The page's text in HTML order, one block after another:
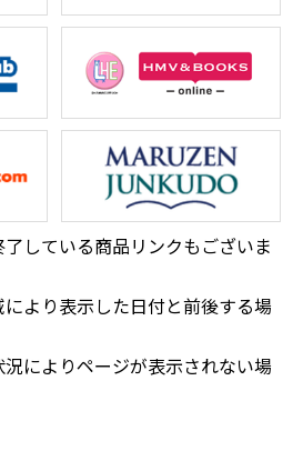
している商品リンクもございま
より表示した日付と前後する場
によりページが表示されない場